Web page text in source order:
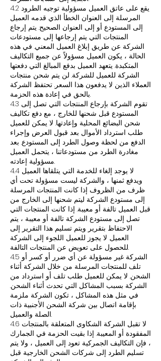
4.2 يقع على عاتق العميل مسؤولية توجيه الطرود
المرسلة إلى العنوان الخطأ الذي قدمه العميل
إلى المستودع أو إلى العنوان الصحيح. يتم إرجاع
المنتجات التي يتم إرجاعها إلى مستودعات
الشركة عن طريق إبلاغ العميل المعني. في هذه
الحالة ، يكون العميل مسؤولاً عن جميع التكاليف
المتكبدة. يتعهد العميل بدفع المبالغ التي دفعتها
الشركة للعميل للشركة. لن يتم شحن منتجات
العملاء الذين لا يدفعون هذا السعر. تحتفظ الشركة
بالحق في إعادة هذه الحزمة.
4.3 تقوم الشركة بإرجاع المنتجات التي تصل إلى
المستودع قبل شحنها للخارج ، مع دفع تكاليف
شحن البضائع المحلية وإعادتها. لا يمكن للعميل
طلب استرداد الأموال بعد قبول العرض وإجراء
الدفع من لحظة وصول الطرد إلى المستودع. بعد
مغادرة الطرد من مستودعاتنا ، يتحمل العميل
مسؤولية إعادته.
4.4 لا يوجد إلغاء للخدمة التي يتلقاها العميل
ويدفع ثمنها ، والشركة ليست مسؤولة تحت أي
ظرف من الظروف إذا كانت المنتجات المرسلة
إلى مستودع الشركة ليتم شحنها إلى الخارج من
قبل العميل تالفة أو معيبة. إذا كانت المنتجات التي
تصل إلى مستودع الشركة تالفة أو معيبة ، يتم
الاحتفاظ بتقرير ويتم تسليم هذا التقرير إلى
العميل. لا يجوز للعميل اللجوء إلى الشركة
للحصول على تعويض عن المنتجات التالفة.
4.5 الشركة غير مسؤولة عن أي ضرر أو كسر أو
تلف للمنتجات المرسلة من خلال الشركة أثناء
الشحن. لا يمكن للعميل طلب تلف أو استرداد من
الشركة بسبب المشاكل التي تحدث أثناء الشحن.
في مثل هذه المشاكل ، تكون الشركة ملزمة
بإقامة اتصال بين شركة الشحن الأجنبية ذات
الصلة والعميل.
4.6 لا تقبل الشركة الشكاوى المتعلقة بالمنتجات
المفقودة أو المعيبة. إذا بقيت الحزمة في الجمارك
، فإن التكاليف الجمركية تعود إلى العميل ، ولا يتم
تسليم الطرد إلى شركات الشحن الخارجية قبل